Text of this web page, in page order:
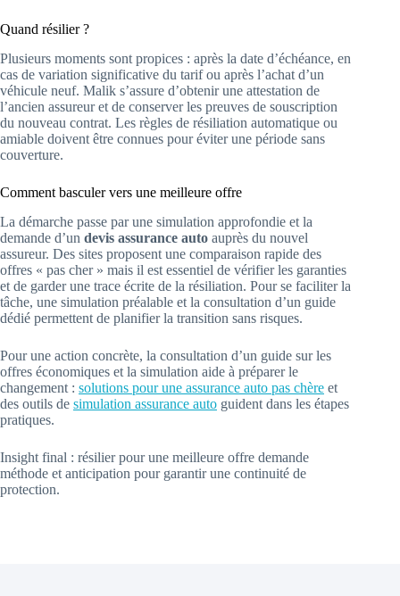
Quand résilier ?
Plusieurs moments sont propices : après la date d’échéance, en
cas de variation significative du tarif ou après l’achat d’un
véhicule neuf. Malik s’assure d’obtenir une attestation de
l’ancien assureur et de conserver les preuves de souscription
du nouveau contrat. Les règles de résiliation automatique ou
amiable doivent être connues pour éviter une période sans
couverture.
Comment basculer vers une meilleure offre
La démarche passe par une simulation approfondie et la
demande d’un devis assurance auto auprès du nouvel
assureur. Des sites proposent une comparaison rapide des
offres « pas cher » mais il est essentiel de vérifier les garanties
et de garder une trace écrite de la résiliation. Pour se faciliter la
tâche, une simulation préalable et la consultation d’un guide
dédié permettent de planifier la transition sans risques.
Pour une action concrète, la consultation d’un guide sur les
offres économiques et la simulation aide à préparer le
changement : solutions pour une assurance auto pas chère et
des outils de simulation assurance auto guident dans les étapes
pratiques.
Insight final : résilier pour une meilleure offre demande
méthode et anticipation pour garantir une continuité de
protection.